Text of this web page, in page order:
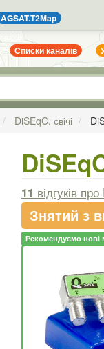
AGSAT.T2Map
Списки каналів
DiSEqC, свічі
11 відгуків про
Знятий з
Рекомендуємо нові